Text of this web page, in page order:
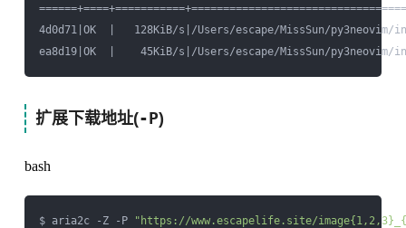
4d0d71|OK  |   128KiB/s|/Users/escape/MissSun/py3neovim/
扩展下载地址(-P)
bash
$ aria2c -Z -P "https://www.escapelife.site/